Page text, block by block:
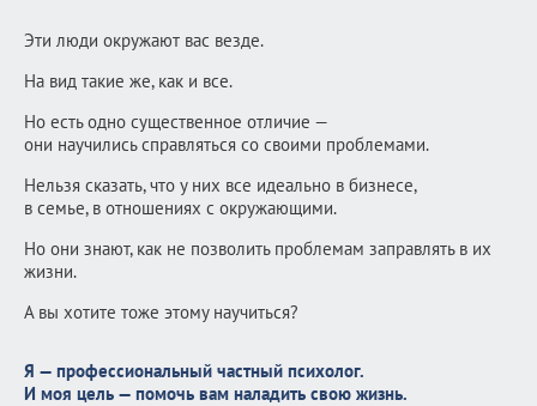
Эти люди окружают вас везде.
На вид такие же, как и все.
Но есть одно существенное отличие —
они научились справляться со своими проблемами.
Нельзя сказать, что у них все идеально в бизнесе,
в семье, в отношениях с окружающими.
Но они знают, как не позволить проблемам заправлять в их
жизни.
А вы хотите тоже этому научиться?
Я — профессиональный частный психолог.
И моя цель — помочь вам наладить свою жизнь.